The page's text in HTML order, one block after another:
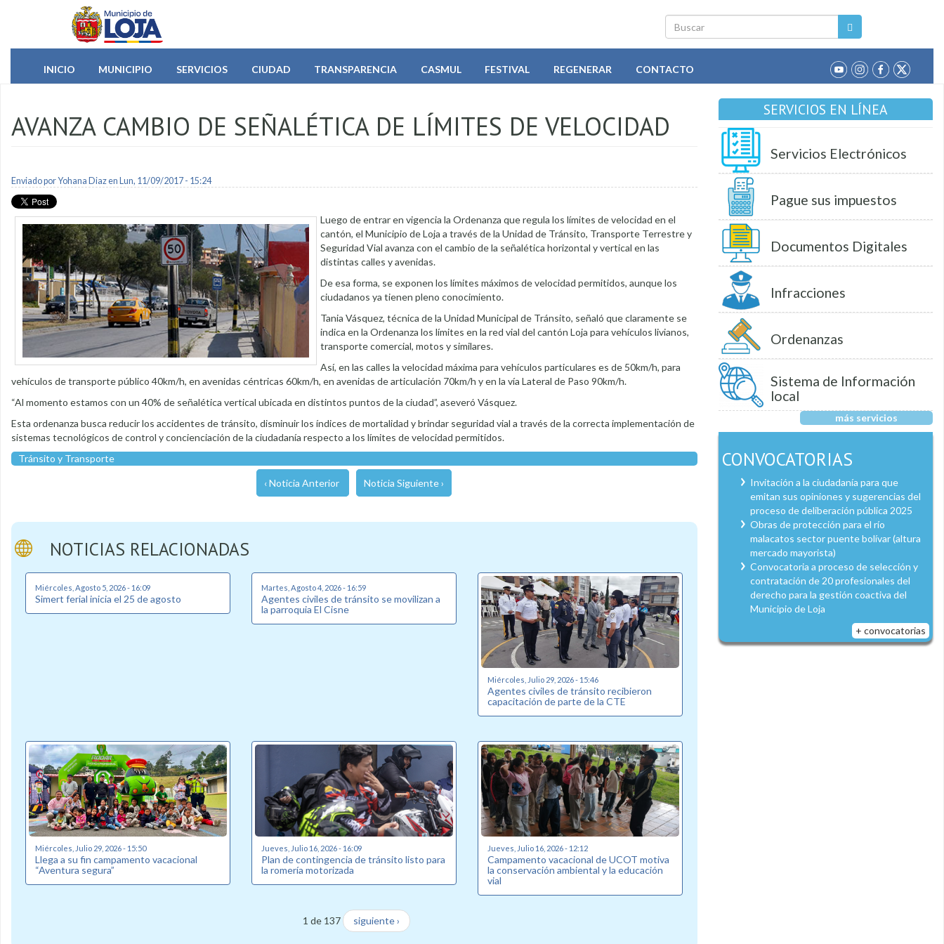
Pasar al contenido principal
Buscar
INICIO
MUNICIPIO SERVICIOS CIUDAD TRANSPARENCIA CASMUL FESTIVAL REGENERAR CONTACTO
AVANZA CAMBIO DE SEÑALÉTICA DE LÍMITES DE VELOCIDAD
Enviado porYohana Diazen Lun, 11/09/2017 - 15:24
Luego de entrar en vigencia la Ordenanza que regula los límites de velocidad en el
cantón, el Municipio de Loja a través de la Unidad de Tránsito, Transporte Terrestre y
Seguridad Vial avanza con el cambio de la señalética horizontal y vertical en las
distintas calles y avenidas.
De esa forma, se exponen los límites máximos de velocidad permitidos, aunque los
ciudadanos ya tienen pleno conocimiento.
Tania Vásquez, técnica de la Unidad Municipal de Tránsito, señaló que claramente se
indica en la Ordenanza los límites en la red vial del cantón Loja para vehículos livianos,
transporte comercial, motos y similares.
Así, en las calles la velocidad máxima para vehículos particulares es de 50km/h, para
vehículos de transporte público 40km/h, en avenidas céntricas 60km/h, en avenidas de articulación 70km/h y en la vía Lateral de Paso 90km/h.
“Al momento estamos con un 40% de señalética vertical ubicada en distintos puntos de la ciudad”, aseveró Vásquez.
Esta ordenanza busca reducir los accidentes de tránsito, disminuir los índices de mortalidad y brindar seguridad vial a través de la correcta implementación de
sistemas tecnológicos de control y concienciación de la ciudadanía respecto a los límites de velocidad permitidos.
Tránsito y Transporte
‹ Noticia Anterior Noticia Siguiente ›
NOTICIAS RELACIONADAS
Miércoles, Agosto 5, 2026 - 16:09
Simert ferial inicia el 25 de agosto
Martes, Agosto 4, 2026 - 16:59
Agentes civiles de tránsito se movilizan a
la parroquia El Cisne
Miércoles, Julio 29, 2026 - 15:46
Agentes civiles de tránsito recibieron
capacitación de parte de la CTE
Miércoles, Julio 29, 2026 - 15:50
Llega a su fin campamento vacacional
“Aventura segura”
Jueves, Julio 16, 2026 - 16:09
Plan de contingencia de tránsito listo para
la romería motorizada
Jueves, Julio 16, 2026 - 12:12
Campamento vacacional de UCOT motiva
la conservación ambiental y la educación
vial
1 de 137 siguiente ›
SERVICIOS EN LÍNEA
Servicios Electrónicos
Pague sus impuestos
Documentos Digitales
Infracciones
Ordenanzas
Sistema de Información
local
más servicios
CONVOCATORIAS
Invitación a la ciudadanía para que
emitan sus opiniones y sugerencias del
proceso de deliberación pública 2025
Obras de protección para el río
malacatos sector puente bolívar (altura
mercado mayorista)
Convocatoria a proceso de selección y
contratación de 20 profesionales del
derecho para la gestión coactiva del
Municipio de Loja
+ convocatorias